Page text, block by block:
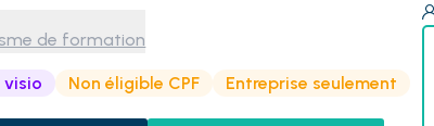
de formation
visio Non éligible CPF Entreprise seulement